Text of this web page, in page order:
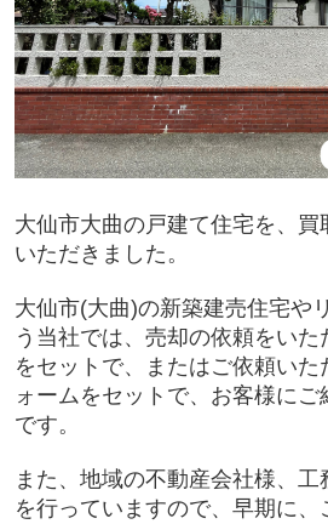
大仙市大曲の戸建て住宅を、買
いただきました。
大仙市(大曲)の新築建売住宅や
う当社では、売却の依頼をい
をセットで、またはご依頼いた
ォームをセットで、お客様に
です。
また、地域の不動産会社様、
を行っていますので、早期に